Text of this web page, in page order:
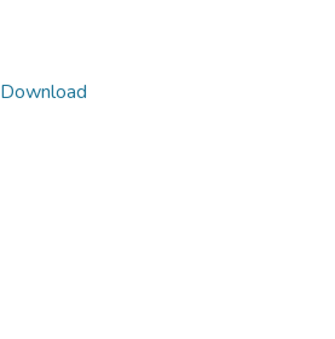
Download